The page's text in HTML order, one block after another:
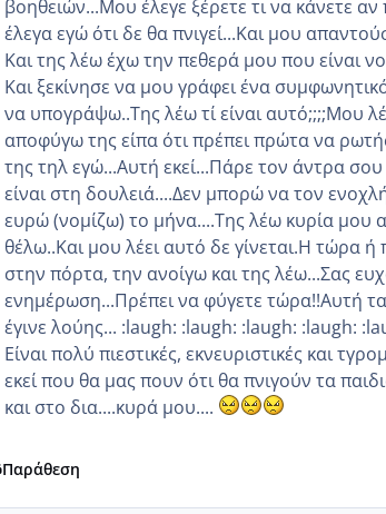
βοηθειών...Μου έλεγε ξέρετε τι να κάνετε
έλεγα εγώ ότι δε θα πνιγεί...Και μου
Και της λέω έχω την πεθερά μου που είναι
Και ξεκίνησε να μου γράφει ένα
να υπογράψω..Της λέω τί είναι αυτό;;;;Μου
αποφύγω της είπα ότι πρέπει πρώτα να
της τηλ εγώ...Αυτή εκεί...Πάρε τον άντρα
είναι στη δουλειά....Δεν μπορώ να τον
ευρώ (νομίζω) το μήνα....Της λέω κυρία
θέλω..Και μου λέει αυτό δε γίνεται.Η τώρα
στην πόρτα, την ανοίγω και της λέω...Σας
ενημέρωση...Πρέπει να φύγετε τώρα!!Αυτή
έγινε λούης... :laugh: :laugh: :laugh: :laugh:
Είναι πολύ πιεστικές, εκνευριστικές και
εκεί που θα μας πουν ότι θα πνιγούν τα
και στο δια....κυρά μου....
Παράθεση